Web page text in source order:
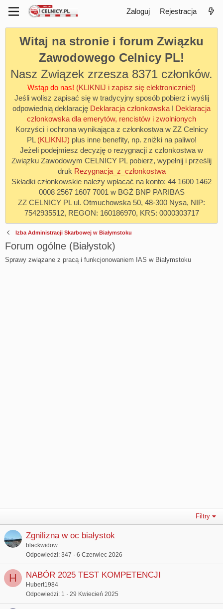
Zaloguj Rejestracja
Witaj na stronie i forum Związku
Zawodowego Celnicy PL!
Nasz Związek zrzesza 8371 członków.
Wstąp do nas! (KLIKNIJ i zapisz się elektronicznie!)
Jeśli wolisz zapisać się w tradycyjny sposób pobierz i wyślij
odpowiednią deklarację Deklaracja członkowska I Deklaracja
członkowska dla emerytów, rencistów i zwolnionych
Korzyści i ochrona wynikająca z członkostwa w ZZ Celnicy
PL (KLIKNIJ) plus inne benefity, np. zniżki na paliwo!
Jeżeli podejmiesz decyzję o rezygnacji z członkostwa w
Związku Zawodowym CELNICY PL pobierz, wypełnij i prześlij
druk Rezygnacja_z_członkostwa
Składki członkowskie należy wpłacać na konto: 44 1600 1462
0008 2567 1607 7001 w BGŻ BNP PARIBAS
ZZ CELNICY PL ul. Otmuchowska 50, 48-300 Nysa, NIP:
7542935512, REGON: 160186970, KRS: 0000303717
Izba Administracji Skarbowej w Białymstoku
Forum ogólne (Białystok)
Sprawy związane z pracą i funkcjonowaniem IAS w Białymstoku
Filtry
Zgnilizna w oc białystok
blackwidow
Odpowiedzi 347 6 Czerwiec 2026
H NABÓR 2025 TEST KOMPETENCJI
Hubert1984
Odpowiedzi 1 29 Kwiecień 2025